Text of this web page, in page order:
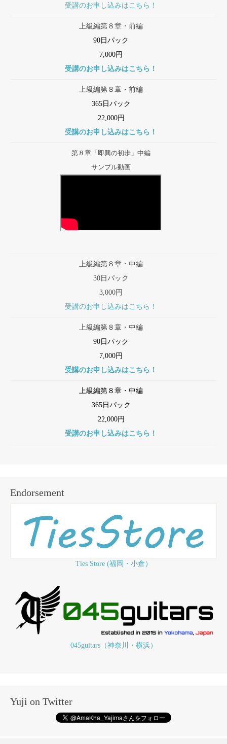
受講のお申し込みはこちら！
上級編第８章・前編
90日パック
7,000円
受講のお申し込みはこちら！
上級編第８章・前編
365日パック
22,000円
受講のお申し込みはこちら！
第８章「即興の初歩」中編
サンプル動画
上級編第８章・中編
30日パック
3,000円
受講のお申し込みはこちら！
上級編第８章・中編
90日パック
7,000円
受講のお申し込みはこちら！
上級編第８章・中編
365日パック
22,000円
受講のお申し込みはこちら！
Endorsement
Ties Store (福岡・小倉）
045guitars（神奈川・横浜）
Yuji on Twitter